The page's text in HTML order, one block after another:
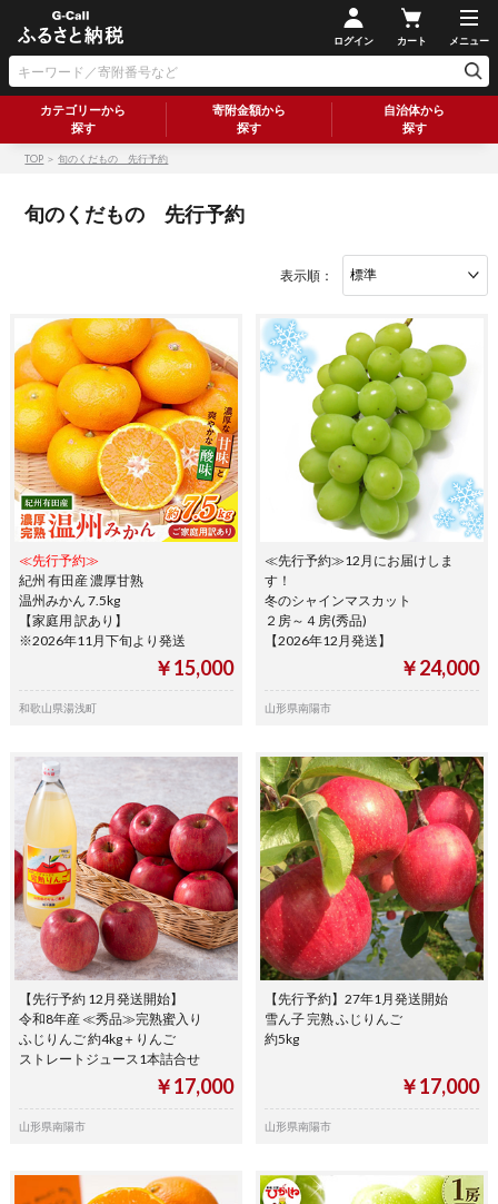
ログイン カート メニュー
カテゴリーから
探す
寄附金額から
探す
自治体から
探す
TOP ＞旬のくだもの 先行予約
旬のくだもの 先行予約
表示順：
≪先行予約≫
紀州 有田産 濃厚甘熟
温州みかん 7.5kg
【家庭用 訳あり】
※2026年11月下旬より発送
￥15,000
和歌山県湯浅町
≪先行予約≫12月にお届けしま
す！
冬のシャインマスカット
２房～４房(秀品)
【2026年12月発送】
￥24,000
山形県南陽市
【先行予約 12月発送開始】
令和8年産 ≪秀品≫完熟蜜入り
ふじりんご 約4kg＋りんご
ストレートジュース1本詰合せ
￥17,000
山形県南陽市
【先行予約】27年1月発送開始
雪ん子 完熟 ふじりんご
約5kg
￥17,000
山形県南陽市